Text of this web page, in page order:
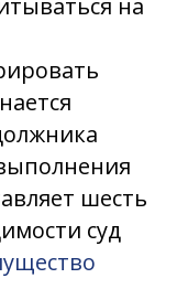
на
шесть
суд